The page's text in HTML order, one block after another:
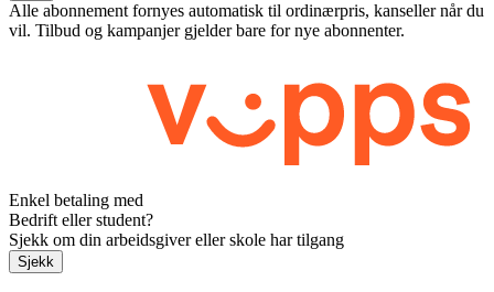
Alle abonnement fornyes automatisk til ordinærpris, kanseller når du
vil. Tilbud og kampanjer gjelder bare for nye abonnenter.
Enkel betaling med
Bedrift eller student?
Sjekk om din arbeidsgiver eller skole har tilgang
Sjekk